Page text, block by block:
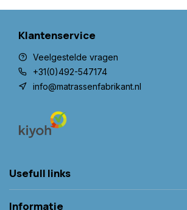
Klantenservice
Veelgestelde vragen
+31(0)492-547174
info@matrassenfabrikant.nl
Usefull links
Informatie